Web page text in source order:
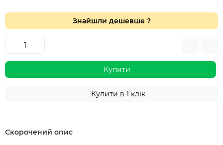
Знайшли дешевше ?
Купити
Купити в 1 клік
Скорочений опис